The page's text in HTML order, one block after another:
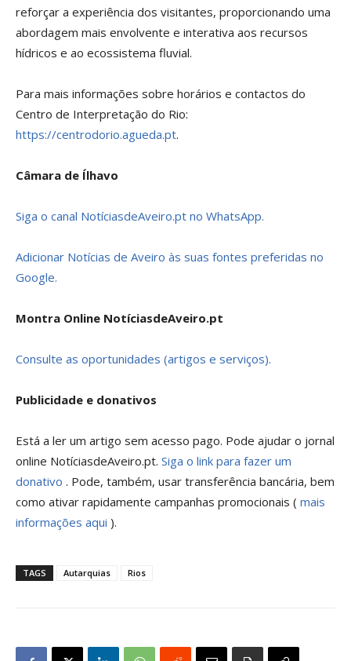
reforçar a experiência dos visitantes, proporcionando uma
abordagem mais envolvente e interativa aos recursos
hídricos e ao ecossistema fluvial.
Para mais informações sobre horários e contactos do
Centro de Interpretação do Rio:
https://centrodorio.agueda.pt.
Câmara de Ílhavo
Siga o canal NotíciasdeAveiro.pt no WhatsApp.
Adicionar Notícias de Aveiro às suas fontes preferidas no
Google.
Montra Online NotíciasdeAveiro.pt
Consulte as oportunidades (artigos e serviços).
Publicidade e donativos
Está a ler um artigo sem acesso pago. Pode ajudar o jornal
online NotíciasdeAveiro.pt. Siga o link para fazer um
donativo . Pode, também, usar transferência bancária, bem
como ativar rapidamente campanhas promocionais ( mais
informações aqui ).
TAGS Autarquias Rios